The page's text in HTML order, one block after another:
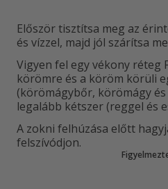
Először tisztítsa meg az
és vízzel, majd jól szárítsa
Vigyen fel egy vékony réteg
körömre és a köröm körüli
(körömágybőr, körömágy
legalább kétszer (reggel és
A zokni felhúzása előtt
felszívódjon.